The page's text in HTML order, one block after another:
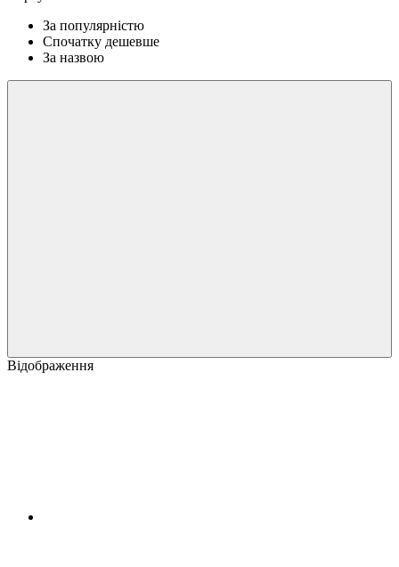
За популярністю
Спочатку дешевше
За назвою
Відображення